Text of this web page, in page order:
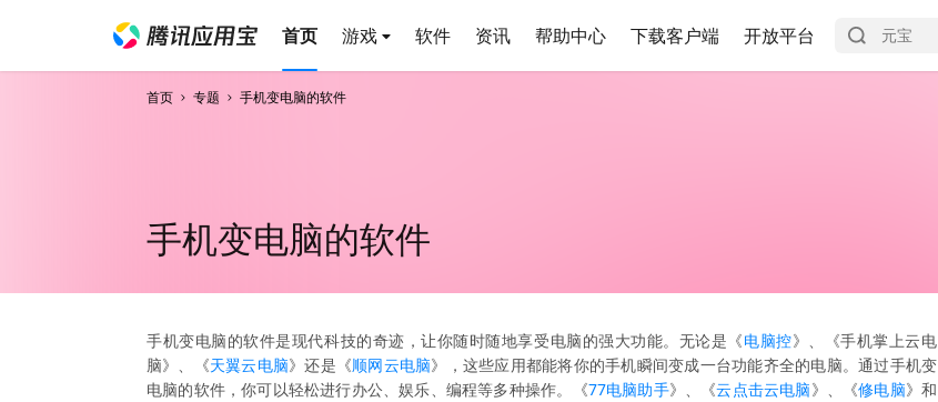
首页 游戏 软件 资讯 帮助中心 下载客户端 开放平台
首页 专题 手机变电脑的软件
手机变电脑的软件
手机变电脑的软件是现代科技的奇迹，让你随时随地享受电脑的强大功能。无论是《电脑控》、《手机掌上云电
脑》、《天翼云电脑》还是《顺网云电脑》，这些应用都能将你的手机瞬间变成一台功能齐全的电脑。通过手机变
电脑的软件，你可以轻松进行办公、娱乐、编程等多种操作。《77电脑助手》、《云点击云电脑》、《修电脑》和